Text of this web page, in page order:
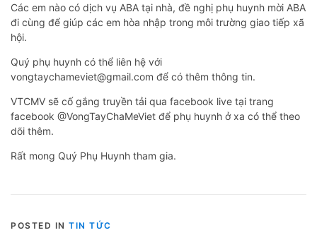
Các em nào có dịch vụ ABA tại nhà, đề nghị phụ huynh mời ABA
đi cùng để giúp các em hòa nhập trong môi trường giao tiếp xã
hội.
Quý phụ huynh có thể liên hệ với
vongtaychameviet@gmail.com để có thêm thông tin.
VTCMV sẽ cố gắng truyền tải qua facebook live tại trang
facebook @VongTayChaMeViet để phụ huynh ở xa có thể theo
dõi thêm.
Rất mong Quý Phụ Huynh tham gia.
POSTED IN TIN TỨC